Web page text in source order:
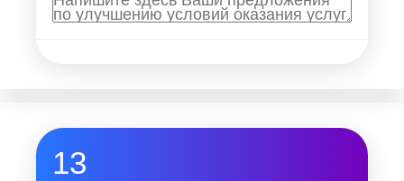
13